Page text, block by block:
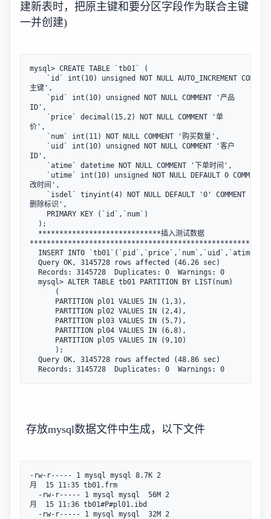
建新表时，把原主键和要分区字段作为联合主键
一并创建)
mysql> CREATE TABLE `tb01` (
`id` int(10) unsigned NOT NULL AUTO_INCREMENT
主键',
`pid` int(10) unsigned NOT NULL COMMENT '产品
ID',
`price` decimal(15,2) NOT NULL COMMENT '单
价',
`num` int(11) NOT NULL COMMENT '购买数量',
`uid` int(10) unsigned NOT NULL COMMENT '客户
ID',
`atime` datetime NOT NULL COMMENT '下单时间',
`utime` int(10) unsigned NOT NULL DEFAULT 0 COMMENT
改时间',
`isdel` tinyint(4) NOT NULL DEFAULT '0' COMMENT '软
删除标识',
PRIMARY KEY (`id`,`num`)
);
*****************************插入测试数据
******************************************************
INSERT INTO `tb01`(`pid`,`price`,`num`,`uid`,`atime`)
Query OK, 3145728 rows affected (46.26 sec)
Records: 3145728  Duplicates: 0  Warnings: 0
mysql> ALTER TABLE tb01 PARTITION BY LIST(num)
(
PARTITION pl01 VALUES IN (1,3),
PARTITION pl02 VALUES IN (2,4),
PARTITION pl03 VALUES IN (5,7),
PARTITION pl04 VALUES IN (6,8),
PARTITION pl05 VALUES IN (9,10)
);
Query OK, 3145728 rows affected (48.86 sec)
Records: 3145728  Duplicates: 0  Warnings: 0
存放mysql数据文件中生成，以下文件
-rw-r----- 1 mysql mysql 8.7K 2
月  15 11:35 tb01.frm
-rw-r----- 1 mysql mysql  56M 2
月  15 11:36 tb01#P#pl01.ibd
-rw-r----- 1 mysql mysql  32M 2